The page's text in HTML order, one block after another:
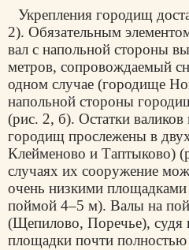
Укрепления городищ
2). Обязательным
вал с напольной стороны
метров, сопровождаемый
одном случае (городище
напольной стороны
(рис. 2, б). Остатки
городищ прослежены в
Клейменово и Таптыково)
случаях их сооружение
очень низкими
поймой 4–5 м). Валы на
(Щепилово, Поречье), судя
площадки почти полностью